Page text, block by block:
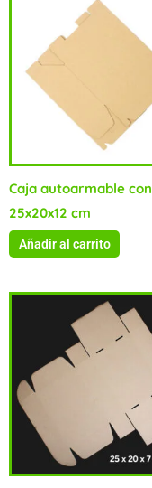
Caja autoarmable
25x20x12 cm
Añadir al carrito